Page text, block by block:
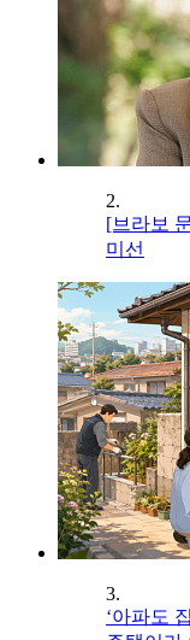
2.
[브라보
미선
3.
‘아파도